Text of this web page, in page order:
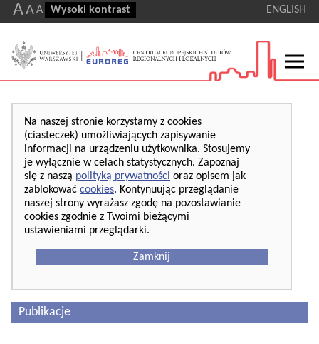
AA A Wysoki kontrast ENGLISH
Na naszej stronie korzystamy z cookies
(ciasteczek) umożliwiających zapisywanie
informacji na urządzeniu użytkownika. Stosujemy
je wyłącznie w celach statystycznych. Zapoznaj
się z naszą polityką prywatności oraz opisem jak
zablokować cookies. Kontynuując przeglądanie
naszej strony wyrażasz zgodę na pozostawianie
cookies zgodnie z Twoimi bieżącymi
ustawieniami przeglądarki.
Zamknij
Publikacje